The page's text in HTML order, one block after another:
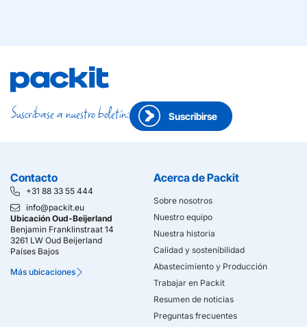
Suscríbase a nuestro boletín: Suscribirse
Contacto
+31 88 33 55 444
info@packit.eu
Ubicación Oud-Beijerland
Benjamin Franklinstraat 14
3261 LW Oud Beijerland
Países Bajos
Más ubicaciones
Acerca de Packit
Sobre nosotros
Nuestro equipo
Nuestra historia
Calidad y sostenibilidad
Abastecimiento y Producción
Trabajar en Packit
Resumen de noticias
Preguntas frecuentes